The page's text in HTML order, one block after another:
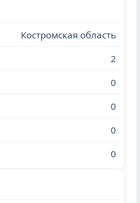
Костромская область
2
0
0
0
0